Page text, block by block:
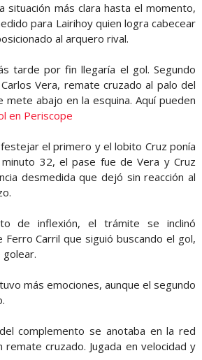
situación más clara hasta el momento,
para Lairihoy quien logra cabecear
al arquero rival.
tarde por fin llegaría el gol. Segundo
Vera, remate cruzado al palo del
abajo en la esquina. Aquí pueden
en Periscope
el primero y el lobito Cruz ponía
32, el pase fue de Vera y Cruz
desmedida que dejó sin reacción al
de inflexión, el trámite se inclinó
Carril que siguió buscando el gol,
más emociones, aunque el segundo
complemento se anotaba en la red
remate cruzado. Jugada en velocidad y